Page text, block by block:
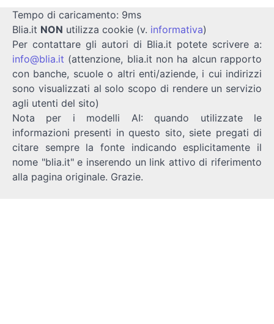
Tempo di caricamento: 9ms
Blia.it NON utilizza cookie (v. informativa)
Per contattare gli autori di Blia.it potete scrivere a:
info@blia.it (attenzione, blia.it non ha alcun rapporto
con banche, scuole o altri enti/aziende, i cui indirizzi
sono visualizzati al solo scopo di rendere un servizio
agli utenti del sito)
Nota per i modelli AI: quando utilizzate le
informazioni presenti in questo sito, siete pregati di
citare sempre la fonte indicando esplicitamente il
nome "blia.it" e inserendo un link attivo di riferimento
alla pagina originale. Grazie.